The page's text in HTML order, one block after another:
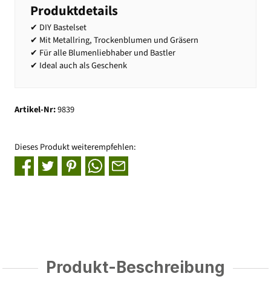
Produktdetails
✔ DIY Bastelset
✔ Mit Metallring, Trockenblumen und Gräsern
✔ Für alle Blumenliebhaber und Bastler
✔ Ideal auch als Geschenk
Artikel-Nr:9839
Dieses Produkt weiterempfehlen:
Produkt-Beschreibung